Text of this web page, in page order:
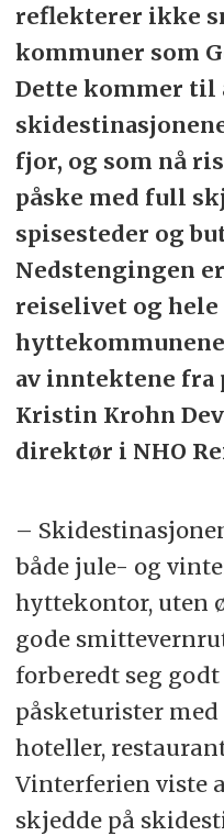
reflekterer ikke
kommuner som
Dette kommer til
fjor, og som nå
påske med full
spisesteder og
Nedstengingen
reiselivet og
av inntektene fra
Kristin Krohn
direktør i NHO
–
både jule- og
hyttekontor, uten
gode
forberedt seg
påsketurister
hoteller,
Vinterferien viste
skjedde på